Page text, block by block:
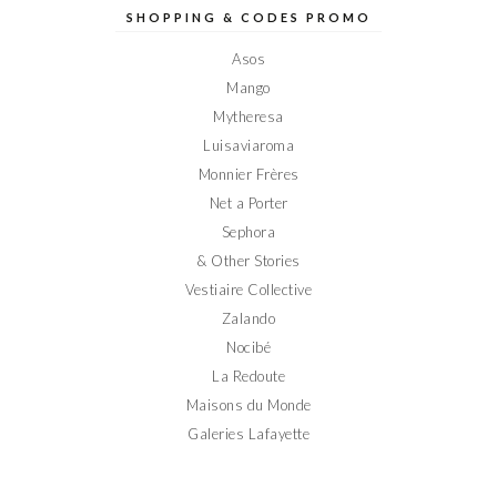
sursur sur sur sur
SHOPPING & CODES PROMO
Asos
Mango
Mytheresa
Luisaviaroma
Monnier Frères
Net a Porter
Sephora
& Other Stories
Vestiaire Collective
Zalando
Nocibé
La Redoute
Maisons du Monde
Galeries Lafayette